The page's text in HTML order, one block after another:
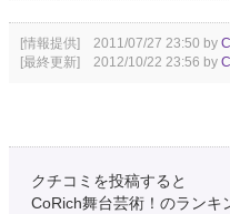
[情報提供] 2011/07/27 23:50 by
[最終更新] 2012/10/22 23:56 by
クチコミを投稿すると
CoRich舞台芸術！のランキ